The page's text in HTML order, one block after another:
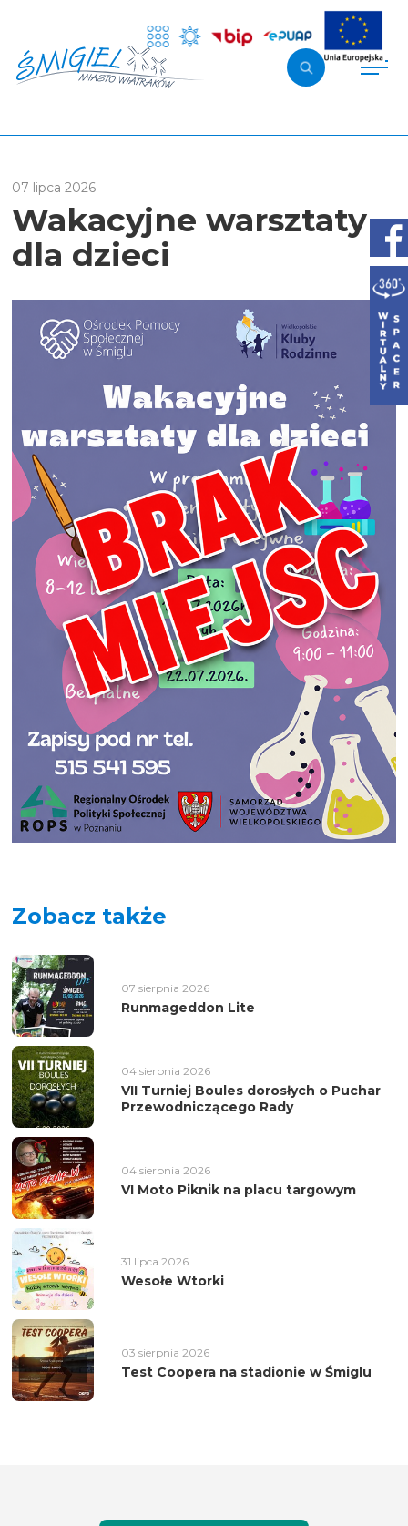
07 lipca 2026
Wakacyjne warsztaty
dla dzieci
Zobacz także
07 sierpnia 2026
Runmageddon Lite
04 sierpnia 2026
VII Turniej Boules dorosłych o Puchar
Przewodniczącego Rady
04 sierpnia 2026
VI Moto Piknik na placu targowym
31 lipca 2026
Wesołe Wtorki
03 sierpnia 2026
Test Coopera na stadionie w Śmiglu